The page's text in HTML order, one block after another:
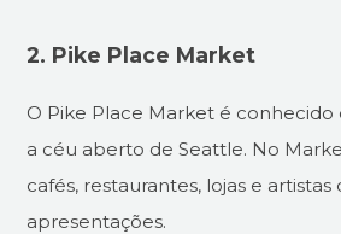
2. Pike Place Market
O Pike Place Market é
a céu aberto de Seattle. No
cafés, restaurantes, lojas e
apresentações.